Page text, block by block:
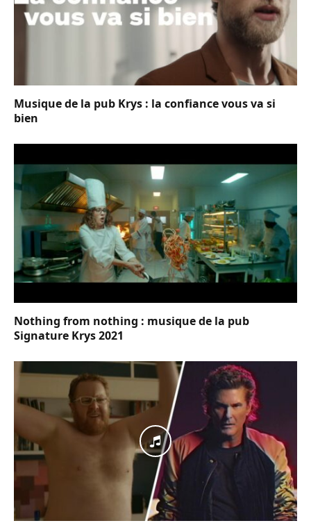
Musique de la pub Krys : la confiance vous va si
bien
Nothing from nothing : musique de la pub
Signature Krys 2021